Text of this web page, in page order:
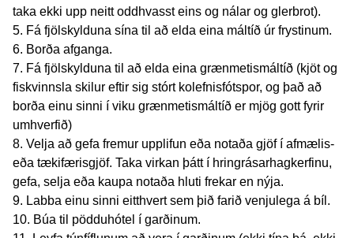
taka ekki upp neitt oddhvasst eins og nálar og glerbrot).
5. Fá fjölskylduna sína til að elda eina máltíð úr frystinum.
6. Borða afganga.
7. Fá fjölskylduna til að elda eina grænmetismáltíð (kjöt og
fiskvinnsla skilur eftir sig stórt kolefnisfótspor, og það að
borða einu sinni í viku grænmetismáltíð er mjög gott fyrir
umhverfið)
8. Velja að gefa fremur upplifun eða notaða gjöf í afmælis-
eða tækifærisgjöf. Taka virkan þátt í hringrásarhagkerfinu,
gefa, selja eða kaupa notaða hluti frekar en nýja.
9. Labba einu sinni eitthvert sem þið farið venjulega á bíl.
10. Búa til pödduhótel í garðinum.